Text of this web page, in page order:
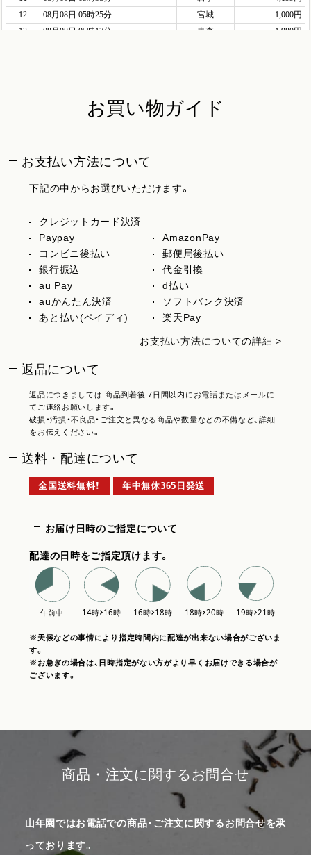
お買い物ガイド
お支払い方法について
下記の中からお選びいただけます。
クレジットカード決済
Paypay
AmazonPay
コンビニ後払い
郵便局後払い
銀行振込
代金引換
au Pay
d払い
auかんたん決済
ソフトバンク決済
あと払い(ペイディ)
楽天Pay
お支払い方法についての詳細 >
返品について
返品につきましては 商品到着後 7日間以内にお電話またはメールに
てご連絡お願いします。
破損・汚損・不良品・ご注文と異なる商品や数量などの不備など、詳細
をお伝えください。
送料・配達について
全国送料無料！ 年中無休365日発送
お届け日時のご指定について
配達の日時をご指定頂けます。
※天候などの事情により指定時間内に配達が出来ない場合がございま
す。
※お急ぎの場合は、日時指定がない方がより早くお届けできる場合が
ございます。
商品・注文に関するお問合せ
山年園ではお電話での商品・ご注文に関するお問合せを承
っております。